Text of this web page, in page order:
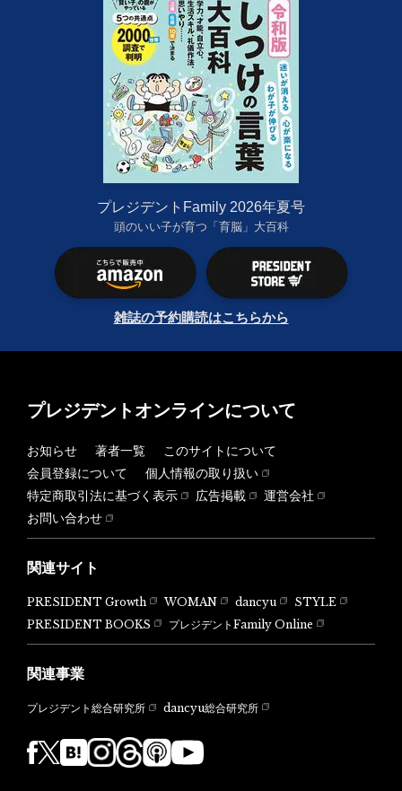
プレジデントFamily 2026年夏号
頭のいい子が育つ「育脳」大百科
雑誌の予約購読はこちらから
プレジデントオンラインについて
お知らせ 著者一覧
このサイトについて
会員登録について
個人情報の取り扱い
特定商取引法に基づく表示
広告掲載
運営会社
お問い合わせ
関連サイト
PRESIDENT Growth WOMAN dancyu
STYLE
PRESIDENT BOOKS
プレジデントFamily Online
関連事業
プレジデント総合研究所 dancyu総合研究所